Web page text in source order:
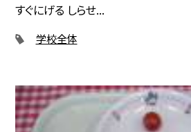
すぐにげる しらせ...
学校全体